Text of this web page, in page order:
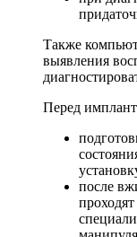
Также
выявления
Перед
после